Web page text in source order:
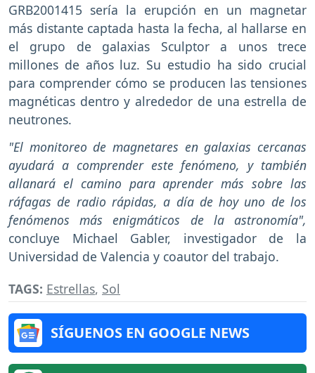
GRB2001415 sería la erupción en un magnetar
más distante captada hasta la fecha, al hallarse en
el grupo de galaxias Sculptor a unos trece
millones de años luz. Su estudio ha sido crucial
para comprender cómo se producen las tensiones
magnéticas dentro y alrededor de una estrella de
neutrones.
"El monitoreo de magnetares en galaxias cercanas
ayudará a comprender este fenómeno, y también
allanará el camino para aprender más sobre las
ráfagas de radio rápidas, a día de hoy uno de los
fenómenos más enigmáticos de la astronomía",
concluye Michael Gabler, investigador de la
Universidad de Valencia y coautor del trabajo.
TAGS: Estrellas, Sol
SÍGUENOS EN GOOGLE NEWS